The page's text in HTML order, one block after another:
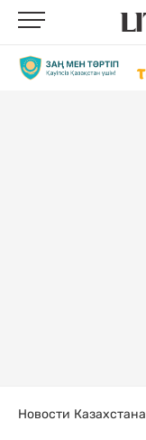
Новости Казахстана